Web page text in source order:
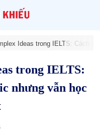
Ideas trong IELTS: Cách
trong IELTS:
nhưng vẫn học